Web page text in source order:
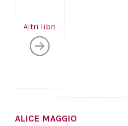
Altri libri
ALICE MAGGIO